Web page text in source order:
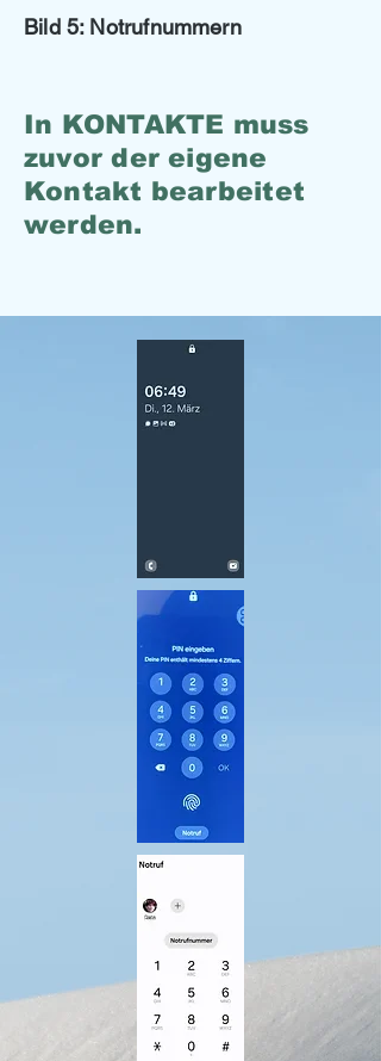
Bild 5: Notrufnummern
In KONTAKTE muss
zuvor der eigene
Kontakt bearbeitet
werden.